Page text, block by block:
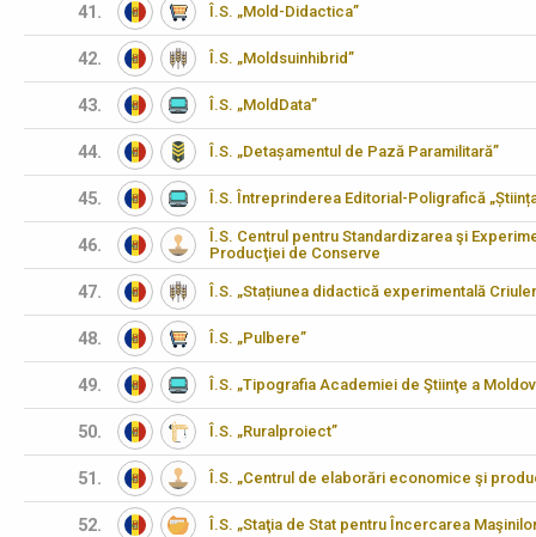
41. Î.S. „Mold-Didactica”
42. Î.S. „Moldsuinhibrid”
43. Î.S. „MoldData”
44. Î.S. „Detașamentul de Pază Paramilitară”
45. Î.S. Întreprinderea Editorial-Poligrafică
46.
Î.S. Centrul pentru Standardizarea şi
Producţiei de Conserve
47. Î.S. „Stațiunea didactică experimentală
48. Î.S. „Pulbere”
49. Î.S. „Tipografia Academiei de Ştiinţe a
50. Î.S. „Ruralproiect”
51. Î.S. „Centrul de elaborări economice şi
52. Î.S. „Staţia de Stat pentru Încercarea